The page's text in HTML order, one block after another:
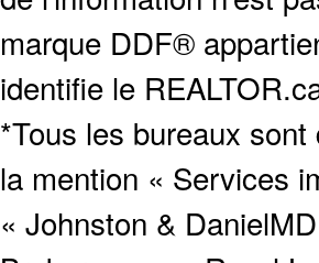
marque DDF®
identifie le
*Tous les bureaux
la mention « Services
« Johnston &